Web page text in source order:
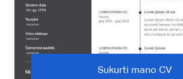
Sukurti mano CV